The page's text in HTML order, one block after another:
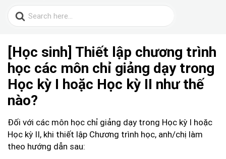
Search
for:
[Học sinh] Thiết lập chương trình
học các môn chỉ giảng dạy trong
Học kỳ I hoặc Học kỳ II như thế
nào?
Đối với các môn học chỉ giảng dạy trong Học kỳ I hoặc
Học kỳ II, khi thiết lập Chương trình học, anh/chị làm
theo hướng dẫn sau: